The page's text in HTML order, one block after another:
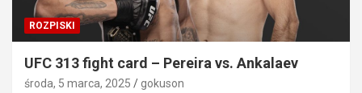
ROZPISKI
UFC 313 fight card – Pereira vs. Ankalaev
środa, 5 marca, 2025 gokuson